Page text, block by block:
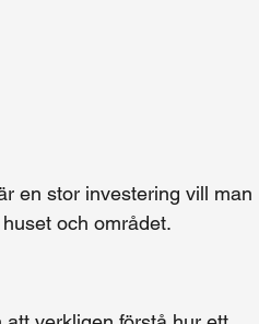
en stor investering vill man
och området.